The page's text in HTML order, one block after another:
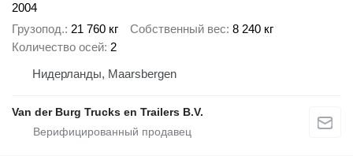
2004
Грузопод. 21 760 кг Собственный вес 8 240 кг
Количество осей 2
Нидерланды, Maarsbergen
Van der Burg Trucks en Trailers B.V.